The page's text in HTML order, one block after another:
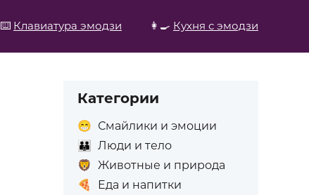
⌨️ Клавиатура эмодзи 👩‍🍳 Кухня с эмодзи
Категории
😁 Смайлики и эмоции
👪
Люди и тело
🦁 Животные и природа
🍕
Еда и напитки